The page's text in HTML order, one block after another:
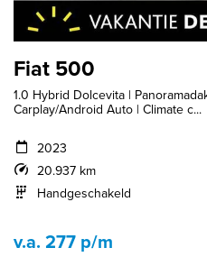
Fiat 500
1.0 Hybrid Dolcevita |
Carplay/Android Auto | Climate c...
2023
20.937 km
Handgeschakeld
v.a. 277 p/m